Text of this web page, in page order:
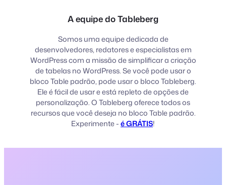
A equipe do Tableberg
Somos uma equipe dedicada de
desenvolvedores, redatores e especialistas em
WordPress com a missão de simplificar a criação
de tabelas no WordPress. Se você pode usar o
bloco Table padrão, pode usar o bloco Tableberg.
Ele é fácil de usar e está repleto de opções de
personalização. O Tableberg oferece todos os
recursos que você deseja no bloco Table padrão.
Experimente -é GRÁTIS!